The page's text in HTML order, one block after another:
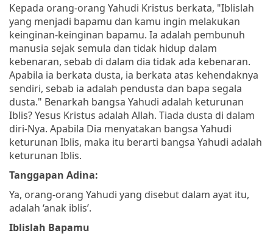
Kepada orang-orang Yahudi Kristus berkata, "Iblislah
yang menjadi bapamu dan kamu ingin melakukan
keinginan-keinginan bapamu. Ia adalah pembunuh
manusia sejak semula dan tidak hidup dalam
kebenaran, sebab di dalam dia tidak ada kebenaran.
Apabila ia berkata dusta, ia berkata atas kehendaknya
sendiri, sebab ia adalah pendusta dan bapa segala
dusta." Benarkah bangsa Yahudi adalah keturunan
Iblis? Yesus Kristus adalah Allah. Tiada dusta di dalam
diri-Nya. Apabila Dia menyatakan bangsa Yahudi
keturunan Iblis, maka itu berarti bangsa Yahudi adalah
keturunan Iblis.
Tanggapan Adina:
Ya, orang-orang Yahudi yang disebut dalam ayat itu,
adalah ‘anak iblis’.
Iblislah Bapamu